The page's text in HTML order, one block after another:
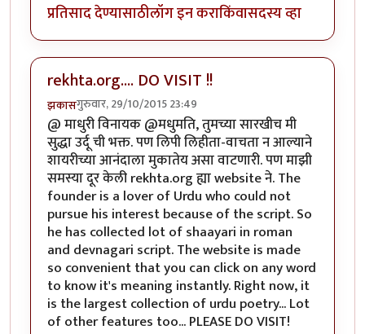
प्रतिसाद देण्यासाठीलॉग इन कराकिंवासदस्य व्हा
rekhta.org.... DO VISIT !!
झकासगुरुवार, 29/10/2015 23:49
@ माधुरी विनायक @मधुमति, तुमच्या सारखीच मी
सुद्धा उर्दू ची भक्त. पण लिपी लिहीता-वाचता न आल्याने
शायरीच्या आनंदाला मुकातेय असा वाटणारी. पण माझी
समस्या दूर केली rekhta.org ह्या website ने. The
founder is a lover of Urdu who could not
pursue his interest because of the script. So
he has collected lot of shaayari in roman
and devnagari script. The website is made
so convenient that you can click on any word
to know it's meaning instantly. Right now, it
is the largest collection of urdu poetry... Lot
of other features too... PLEASE DO VISIT!